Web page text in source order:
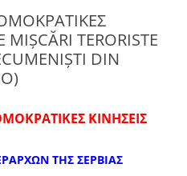
MIŞCĂRI TERORISTE
DIN
ΚΙΝΗΣΕΙΣ
ΤΗΣ ΣΕΡΒΙΑΣ